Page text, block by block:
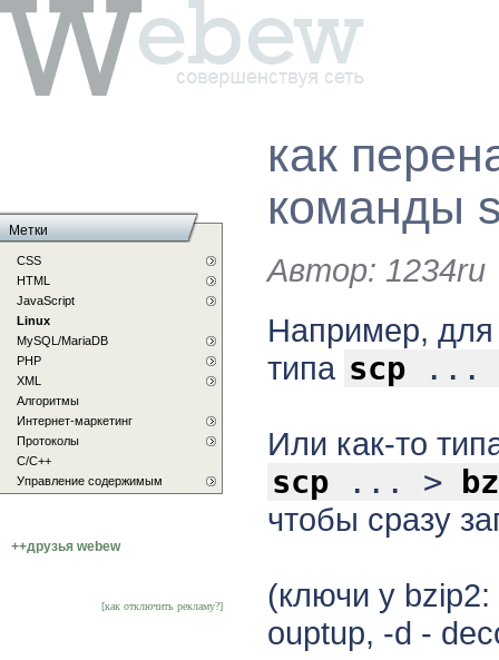
как
команды
Автор: 1234ru
Например, для
типа scp
Или как-то
scp ... >
чтобы сразу
(ключи у bzip2:
ouptup, -d -
Метки
CSS
HTML
JavaScript
Linux
MySQL/MariaDB
PHP
XML
Алгоритмы
Интернет-маркетинг
Протоколы
С/C++
Управление содержимым
++друзья webew
[как отключить рекламу?]